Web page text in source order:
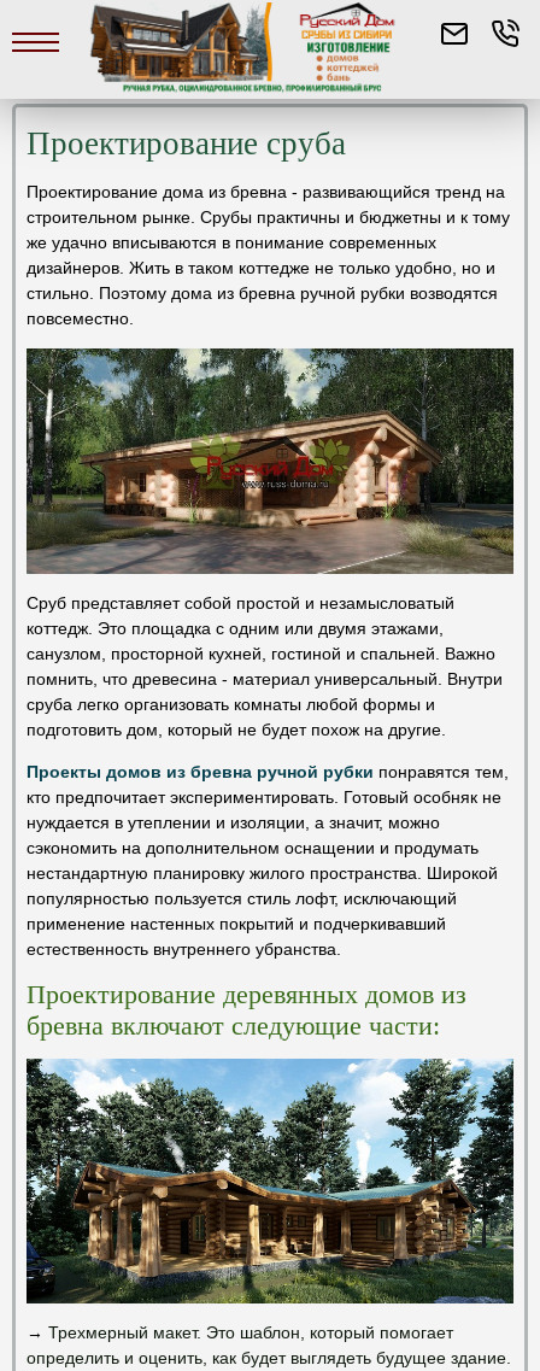
Проектирование сруба
Проектирование дома из бревна - развивающийся тренд на
строительном рынке. Срубы практичны и бюджетны и к тому
же удачно вписываются в понимание современных
дизайнеров. Жить в таком коттедже не только удобно, но и
стильно. Поэтому дома из бревна ручной рубки возводятся
повсеместно.
Сруб представляет собой простой и незамысловатый
коттедж. Это площадка с одним или двумя этажами,
санузлом, просторной кухней, гостиной и спальней. Важно
помнить, что древесина - материал универсальный. Внутри
сруба легко организовать комнаты любой формы и
подготовить дом, который не будет похож на другие.
Проекты домов из бревна ручной рубки понравятся тем,
кто предпочитает экспериментировать. Готовый особняк не
нуждается в утеплении и изоляции, а значит, можно
сэкономить на дополнительном оснащении и продумать
нестандартную планировку жилого пространства. Широкой
популярностью пользуется стиль лофт, исключающий
применение настенных покрытий и подчеркивавший
естественность внутреннего убранства.
Проектирование деревянных домов из
бревна включают следующие части:
→ Трехмерный макет. Это шаблон, который помогает
определить и оценить, как будет выглядеть будущее здание.